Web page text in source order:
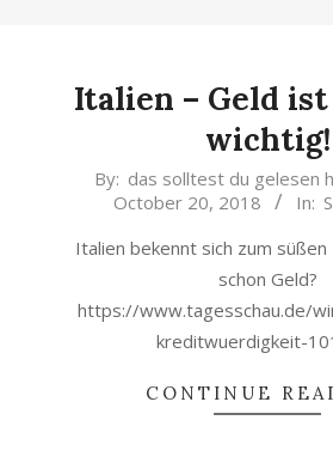
Italien – Geld
wichtig!
2018-
20
By: das solltest du gelesen
October 20, 2018
In:
Italien bekennt sich zum
schon Geld?
https://www.tagesschau.de/
kreditwuerdigkeit-
CONTINUE